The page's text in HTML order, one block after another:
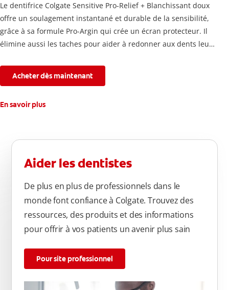
Le dentifrice Colgate Sensitive Pro-Relief + Blanchissant doux
offre un soulagement instantané et durable de la sensibilité,
grâce à sa formule Pro-Argin qui crée un écran protecteur. Il
élimine aussi les taches pour aider à redonner aux dents leur
connaissez.
Acheter dès maintenant
En savoir plus
Aider les dentistes
De plus en plus de professionnels dans le
monde font confiance à Colgate. Trouvez des
ressources, des produits et des informations
pour offrir à vos patients un avenir plus sain
Pour site professionnel